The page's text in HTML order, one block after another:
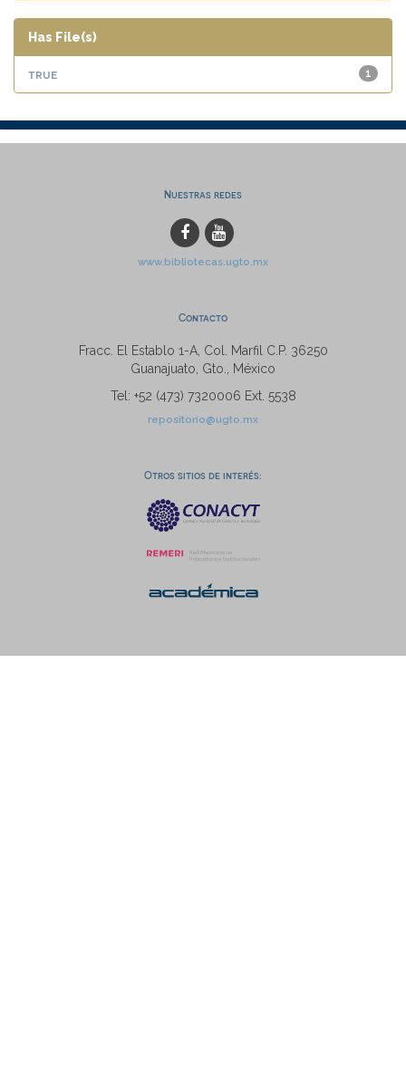
Has File(s)
1
true
Nuestras redes
www.bibliotecas.ugto.mx
Contacto
Fracc. El Establo 1-A, Col. Marfil C.P. 36250
Guanajuato, Gto., México
Tel: +52 (473) 7320006 Ext. 5538
repositorio@ugto.mx
Otros sitios de interés: